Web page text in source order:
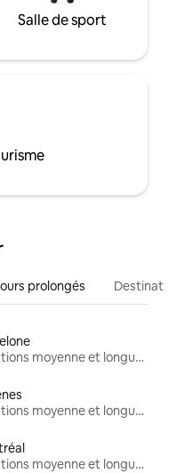
Salle de sport
prolongés
Locations moyenne et longue durée
Locations moyenne et longue durée
Locations moyenne et longue durée